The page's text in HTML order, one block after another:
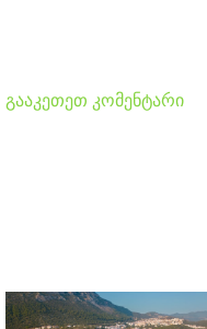
გააკეთეთ კომენტარი